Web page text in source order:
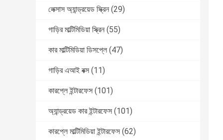
লেক্সাস অ্যান্ড্রয়েড স্ক্রিন (29)
গাড়ির মাল্টিমিডিয়া স্ক্রিন (55)
কার মাল্টিমিডিয়া ডিসপ্লে (47)
গাড়ির এআই বক্স (11)
কারপ্লে ইন্টারফেস (101)
অ্যান্ড্রয়েড কার ইন্টারফেস (101)
কারপ্লে মাল্টিমিডিয়া ইন্টারফেস (62)